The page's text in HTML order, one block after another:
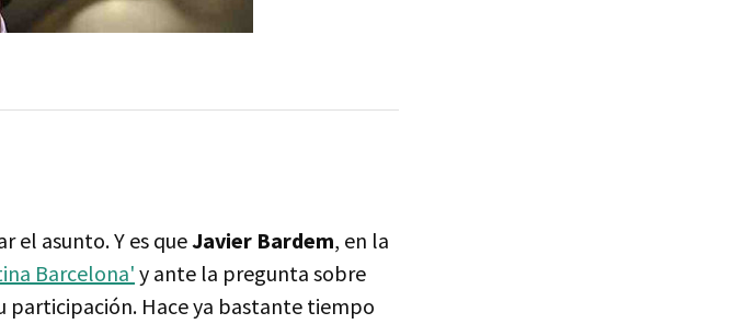
el asunto. Y es queJavier Bardem, en la
Barcelona' y ante la pregunta sobre
participación. Hace ya bastante tiempo